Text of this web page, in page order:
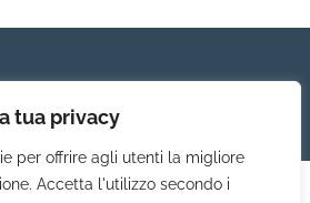
tua privacy
per offrire agli utenti la migliore
Accetta l'utilizzo secondo i